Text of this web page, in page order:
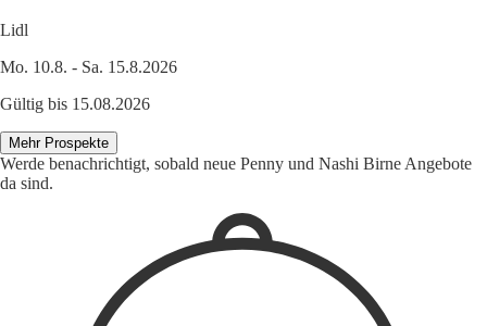
Lidl
Mo. 10.8. - Sa. 15.8.2026
Gültig bis 15.08.2026
Mehr Prospekte
Werde benachrichtigt, sobald neue Penny und Nashi Birne Angebote
da sind.